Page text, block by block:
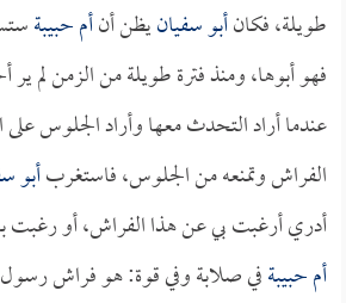
طويلة، فكانأبو سفيانيظن أنأم حبيبة
فهو أبوها، ومنذ فترة طويلة من الزمن لم
عندما أراد التحدث معها وأراد الجلوس
الفراش وتمنعه من الجلوس، فاستغربأبو
أدري أرغبت بي عن هذا الفراش، أو رغبت
أم حبيبةفي صلابة وفي قوة: هو فراش رسول